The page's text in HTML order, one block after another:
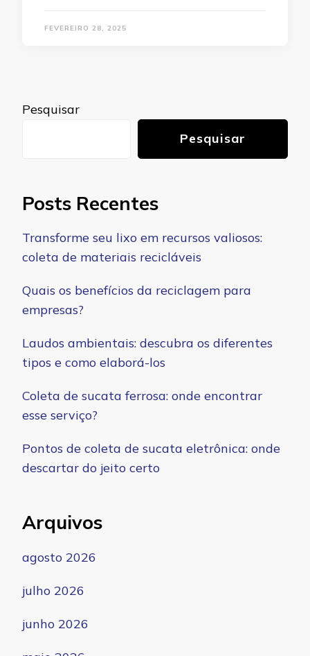
FEVEREIRO 28, 2025
Pesquisar
Pesquisar
Posts Recentes
Transforme seu lixo em recursos valiosos:
coleta de materiais recicláveis
Quais os benefícios da reciclagem para
empresas?
Laudos ambientais: descubra os diferentes
tipos e como elaborá-los
Coleta de sucata ferrosa: onde encontrar
esse serviço?
Pontos de coleta de sucata eletrônica: onde
descartar do jeito certo
Arquivos
agosto 2026
julho 2026
junho 2026